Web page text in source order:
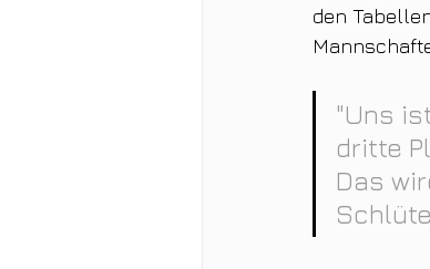
den
"Uns
dritte
Das